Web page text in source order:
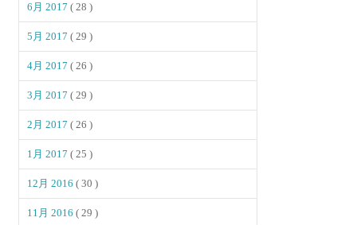
6月 2017( 28 )
5月 2017( 29 )
4月 2017( 26 )
3月 2017( 29 )
2月 2017( 26 )
1月 2017( 25 )
12月 2016( 30 )
11月 2016( 29 )